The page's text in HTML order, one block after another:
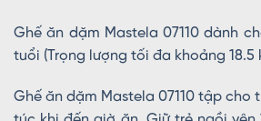
Ghế ăn dặm Mastela 07110 dành
tuổi (Trọng lượng tối đa khoảng 18.5
Ghế ăn dặm Mastela 07110 tập cho